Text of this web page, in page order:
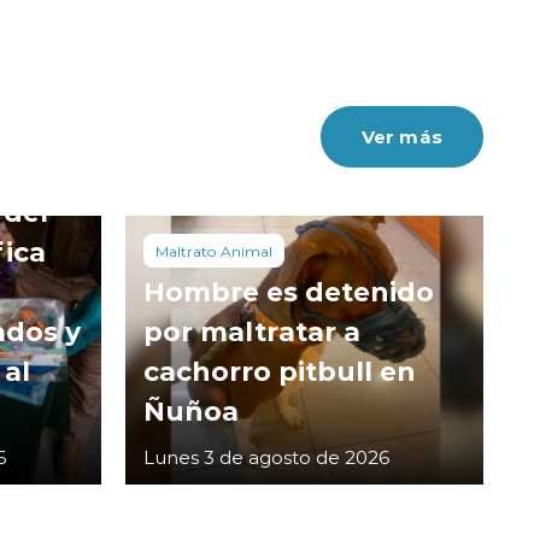
Ver más
y
Maltrato Animal
Hombre es detenido
por maltratar a
cachorro pitbull en
Ñuñoa
Lunes 3 de agosto de 2026